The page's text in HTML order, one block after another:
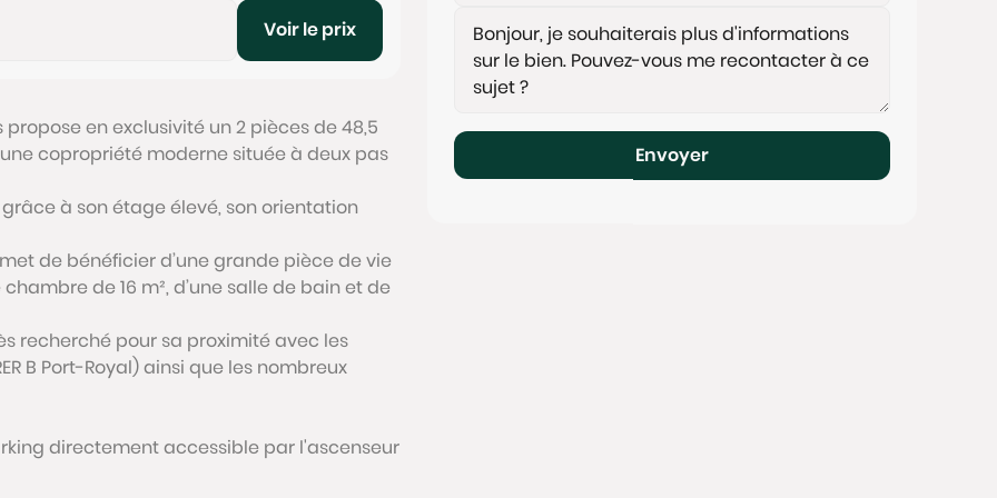
Voir le prix
propose en exclusivité un 2 pièces de 48,5
copropriété moderne située à deux pas
à son étage élevé, son orientation
de bénéficier d’une grande pièce de vie
de 16 m², d’une salle de bain et de
recherché pour sa proximité avec les
B Port-Royal) ainsi que les nombreux
directement accessible par l'ascenseur
Envoyer